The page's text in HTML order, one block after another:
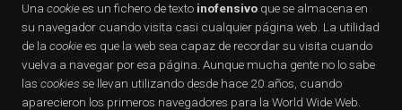
Una cookiees un fichero de texto inofensivo que se almacena en
su navegador cuando visita casi cualquier página web. La utilidad
de la cookiees que la web sea capaz de recordar su visita cuando
vuelva a navegar por esa página. Aunque mucha gente no lo sabe
las cookies se llevan utilizando desde hace 20 años, cuando
aparecieron los primeros navegadores para la World Wide Web.